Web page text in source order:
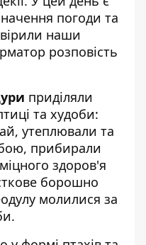
погоди та
наши
розповість
приділяли
та худоби:
утеплювали та
прибирали
здоров'я
борошно
молилися за